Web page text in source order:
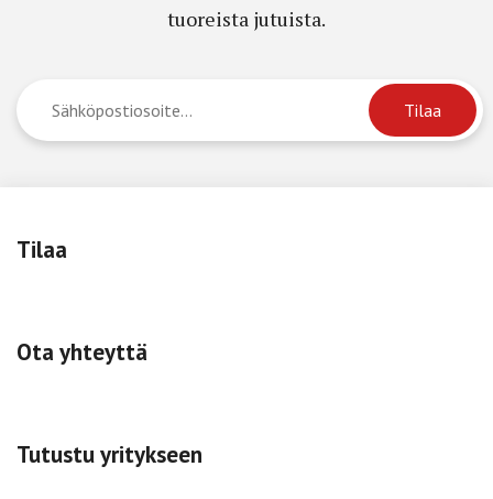
tuoreista jutuista.
Tilaa
Ota yhteyttä
Tutustu yritykseen